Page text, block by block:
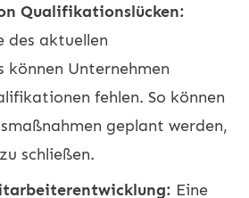
Qualifikationslücken:
des aktuellen
können Unternehmen
fehlen. So können
geplant werden,
schließen.
Eine